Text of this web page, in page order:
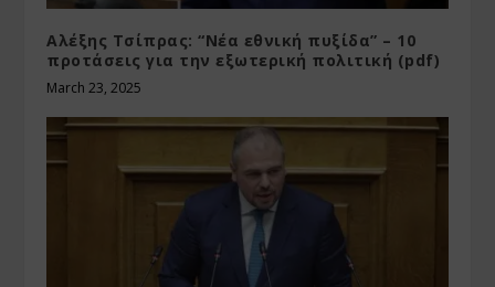
Αλέξης Τσίπρας: “Νέα εθνική πυξίδα” – 10
προτάσεις για την εξωτερική πολιτική (pdf)
March 23, 2025